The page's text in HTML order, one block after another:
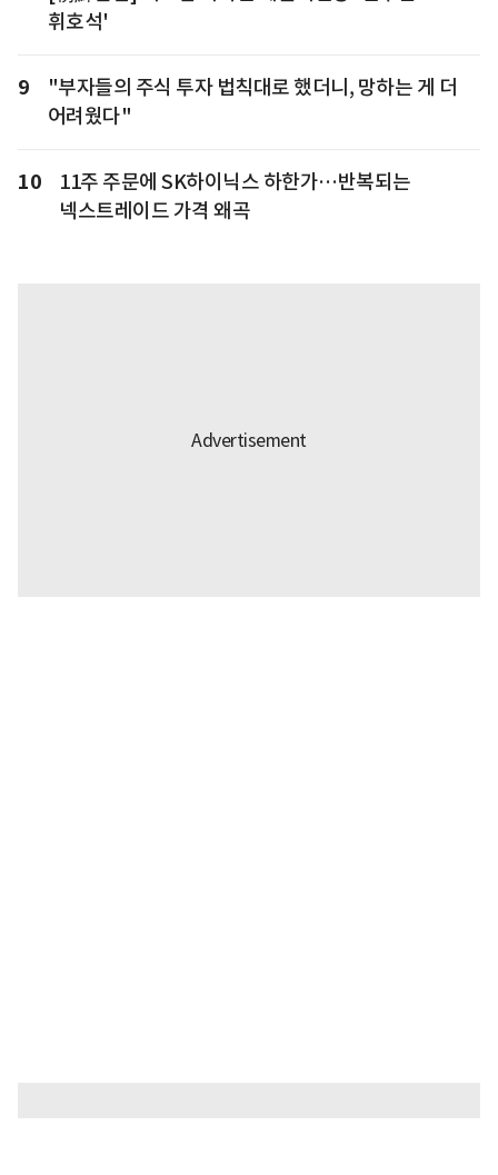
휘호석'
9
"부자들의 주식 투자 법칙대로 했더니, 망하는 게 더
어려웠다"
10
11주 주문에 SK하이닉스 하한가…반복되는
넥스트레이드 가격 왜곡